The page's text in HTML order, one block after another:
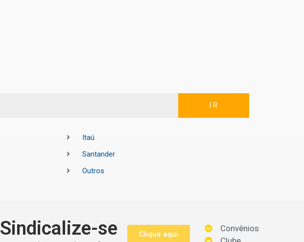
IR
Itaú
Santander
Outros
Sindicalize-se Clique aqui
Convênios